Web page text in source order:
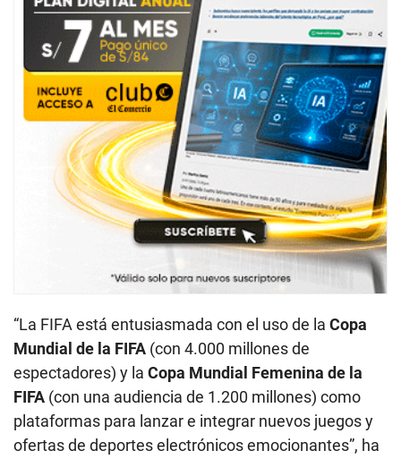
“La FIFA está entusiasmada con el uso de la Copa
Mundial de la FIFA (con 4.000 millones de
espectadores) y la Copa Mundial Femenina de la
FIFA (con una audiencia de 1.200 millones) como
plataformas para lanzar e integrar nuevos juegos y
ofertas de deportes electrónicos emocionantes”, ha